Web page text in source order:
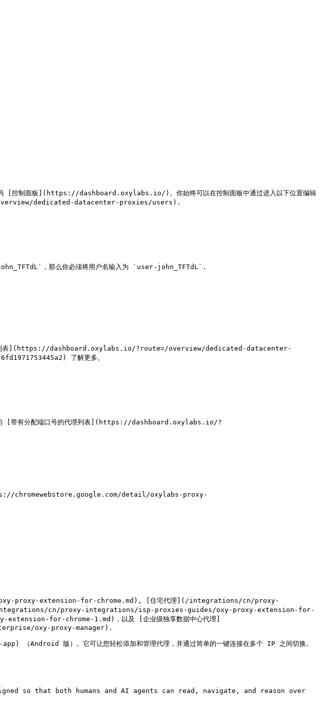
[控制面板](https://dashboard.oxylabs.io/)。你始终可以在控制面板中通过进入以下位置编辑
dedicated-datacenter-proxies/users).
，那么你必须将用户名输入为 `user-john_TFTdL`.
口列表](https://dashboard.oxylabs.io/?route=/overview/dedicated-datacenter-
了解更多。
你的 [带有分配端口号的代理列表](https://dashboard.oxylabs.io/?
chromewebstore.google.com/detail/oxylabs-proxy-
proxy-extension-for-chrome.md), [住宅代理](/integrations/cn/proxy-
cn/proxy-integrations/isp-proxies-guides/oxy-proxy-extension-for-
for-chrome-1.md)，以及 [企业级独享数据中心代理]
oxy-proxy-manager).
版）。它可让您轻松添加和管理代理，并通过简单的一键连接在多个 IP 之间切换。
so that both humans and AI agents can read, navigate, and reason over